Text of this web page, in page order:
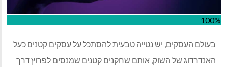
100%
בעולם העסקים, יש נטייה טבעית להסתכל על עסקים קטנים כעל
האנדרדוג של השוק, אותם שחקנים קטנים שמנסים לפרוץ דרך